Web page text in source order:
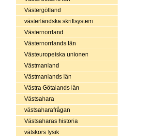
Västergötland
västerländska skriftsystem
Västernorrland
Västernorrlands län
Västeuropeiska unionen
Västmanland
Västmanlands län
Västra Götalands län
Västsahara
västsaharafrågan
Västsaharas historia
vätskors fysik